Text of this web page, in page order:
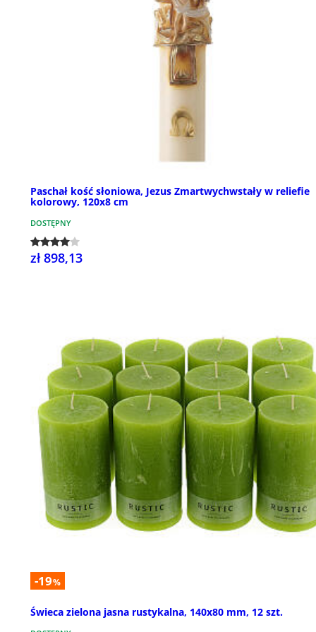
Paschał kość słoniowa, Jezus Zmartwychwstały w reliefie
kolorowy, 120x8 cm
DOSTĘPNY
zł 898,13
-19%
Świeca zielona jasna rustykalna, 140x80 mm, 12 szt.